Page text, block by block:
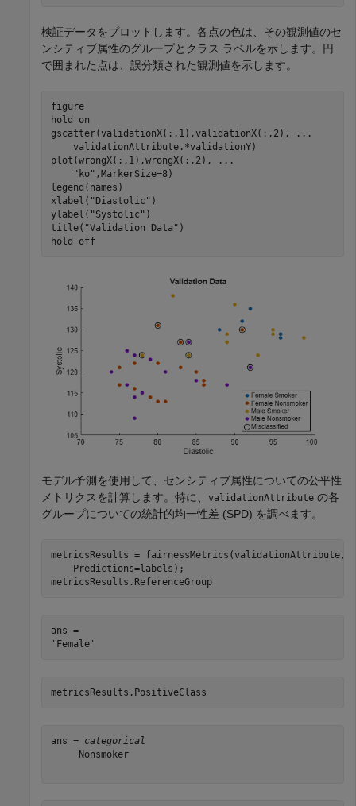
検証データをプロットします。各点の色は、その観測値のセ
ンシティブ属性のグループとクラス ラベルを示します。円
で囲まれた点は、誤分類された観測値を示します。
figure
hold
on
gscatter(validationX(:,1),validationX(:,2),
...
    validationAttribute.*validationY)
plot(wrongX(:,1),wrongX(:,2),
...
"ko" ,MarkerSize=8)
legend(names)
xlabel( "Diastolic" )
ylabel( "Systolic" )
title( "Validation Data" )
hold
off
モデル予測を使用して、センシティブ属性についての公平性
メトリクスを計算します。特に、 validationAttribute の各
グループについての統計的均一性差 (SPD) を調べます。
metricsResults =
    Predictions=labels);
metricsResults.ReferenceGroup
ans =
metricsResults.PositiveClass
ans = categorical
     Nonsmoker